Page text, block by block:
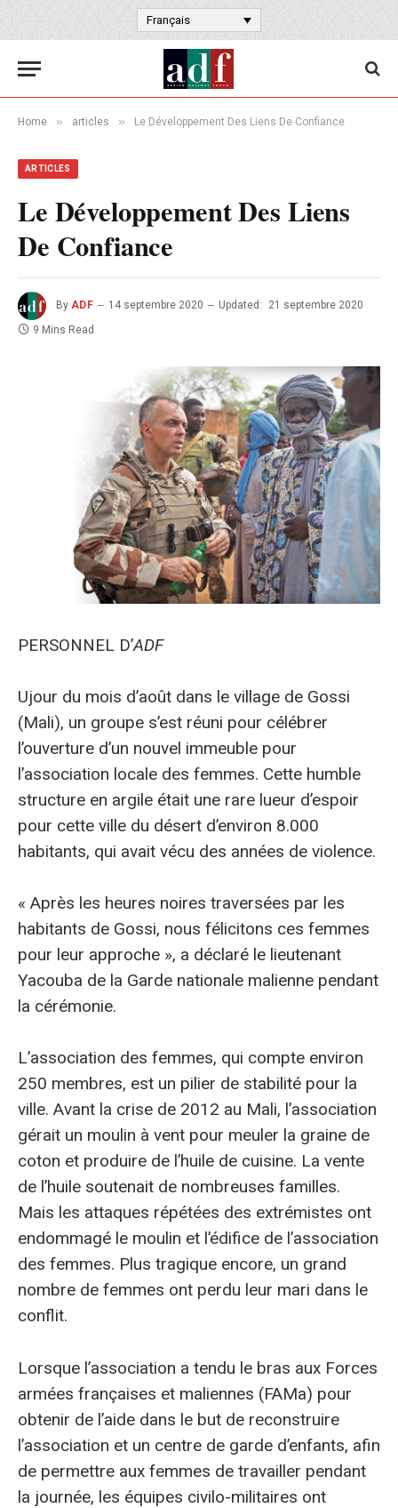
Français
Home » articles » Le Développement Des Liens De Confiance
ARTICLES
Le Développement Des Liens
De Confiance
By ADF 14 septembre 2020 Updated:
21 septembre 2020
9 Mins Read
PERSONNEL D’ADF
Ujour du mois d’août dans le village de Gossi
(Mali), un groupe s’est réuni pour célébrer
l’ouverture d’un nouvel immeuble pour
l’association locale des femmes. Cette humble
structure en argile était une rare lueur d’espoir
pour cette ville du désert d’environ 8.000
habitants, qui avait vécu des années de violence.
« Après les heures noires traversées par les
habitants de Gossi, nous félicitons ces femmes
pour leur approche », a déclaré le lieutenant
Yacouba de la Garde nationale malienne pendant
la cérémonie.
L’association des femmes, qui compte environ
250 membres, est un pilier de stabilité pour la
ville. Avant la crise de 2012 au Mali, l’association
gérait un moulin à vent pour meuler la graine de
coton et produire de l’huile de cuisine. La vente
de l’huile soutenait de nombreuses familles.
Mais les attaques répétées des extrémistes ont
endommagé le moulin et l’édifice de l’association
des femmes. Plus tragique encore, un grand
nombre de femmes ont perdu leur mari dans le
conflit.
Lorsque l’association a tendu le bras aux Forces
armées françaises et maliennes (FAMa) pour
obtenir de l’aide dans le but de reconstruire
l’association et un centre de garde d’enfants, afin
de permettre aux femmes de travailler pendant
la journée, les équipes civilo-militaires ont